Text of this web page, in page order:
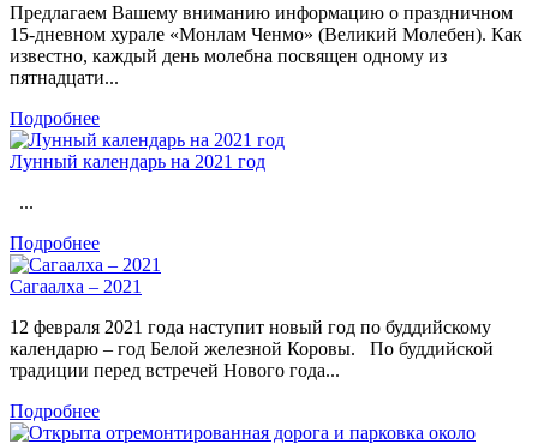
Предлагаем Вашему вниманию информацию о праздничном
15-дневном хурале «Монлам Ченмо» (Великий Молебен). Как
известно, каждый день молебна посвящен одному из
пятнадцати...
Подробнее
Лунный календарь на 2021 год
...
Подробнее
Сагаалха – 2021
12 февраля 2021 года наступит новый год по буддийскому
календарю – год Белой железной Коровы. По буддийской
традиции перед встречей Нового года...
Подробнее